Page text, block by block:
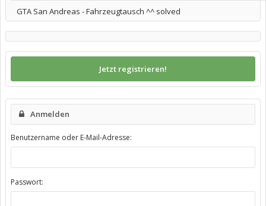
GTA San Andreas - Fahrzeugtausch ^^ solved
Jetzt registrieren!
Anmelden
Benutzername oder E-Mail-Adresse:
Passwort: